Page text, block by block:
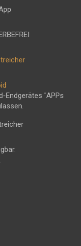
Endgerätes "APPs